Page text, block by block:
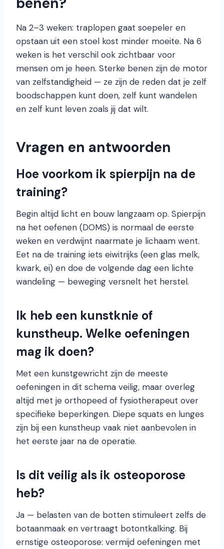
Na 2–3 weken: traplopen gaat soepeler en
opstaan uit een stoel kost minder moeite. Na 6
weken is het verschil ook zichtbaar voor
mensen om je heen. Sterke benen zijn de motor
van zelfstandigheid — ze zijn de reden dat je zelf
boodschappen kunt doen, zelf kunt wandelen
en zelf kunt leven zoals jij dat wilt.
Vragen en antwoorden
Hoe voorkom ik spierpijn na de
training?
Begin altijd licht en bouw langzaam op. Spierpijn
na het oefenen (DOMS) is normaal de eerste
weken en verdwijnt naarmate je lichaam went.
Eet na de training iets eiwitrijks (een glas melk,
kwark, ei) en doe de volgende dag een lichte
wandeling — beweging versnelt het herstel.
Ik heb een kunstknie of
kunstheup. Welke oefeningen
mag ik doen?
Met een kunstgewricht zijn de meeste
oefeningen in dit schema veilig, maar overleg
altijd met je orthopeed of fysiotherapeut over
specifieke beperkingen. Diepe squats en lunges
zijn bij een kunstheup vaak niet aanbevolen in
het eerste jaar na de operatie.
Is dit veilig als ik osteoporose
heb?
Ja — belasten van de botten stimuleert zelfs de
botaanmaak en vertraagt botontkalking. Bij
ernstige osteoporose: vermijd oefeningen met